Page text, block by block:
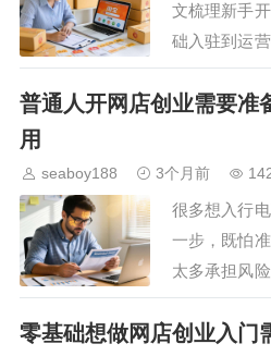
文梳理新手
础入驻到运
明，帮新手
要的消费陷
普通人开网店创业需要准
用
seaboy188 3个月前
很多想入行
一步，既怕
太多承担风
实际开支拆
各项花费，
零基础想做网店创业入门